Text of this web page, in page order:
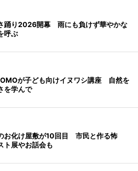
踊り2026開幕 雨にも負けず華やかな
呼ぶ
が子ども向けイヌワシ講座 自然を
を学んで
お化け屋敷が10回目 市民と作る怖
ト展やお話会も